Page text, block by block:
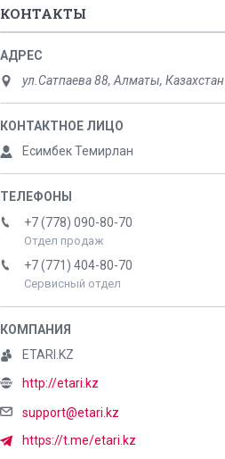
КОНТАКТЫ
ул.Сатпаева 88, Алматы, Казахстан
Есимбек Темирлан
+7 (778) 090-80-70
Отдел продаж
+7 (771) 404-80-70
Сервисный отдел
ETARI.KZ
http://etari.kz
support@etari.kz
https://t.me/etari.kz